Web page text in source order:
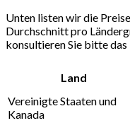
Unten listen wir die
Durchschnitt pro
konsultieren Sie bitte
Land
Vereinigte Staaten und
Kanada